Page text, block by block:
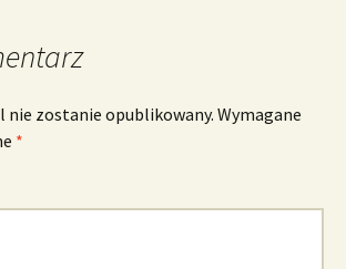
nie zostanie opublikowany. Wymagane
*